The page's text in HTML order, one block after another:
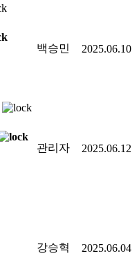
백승민 2025.06.10
관리자 2025.06.12
강승혁 2025.06.04